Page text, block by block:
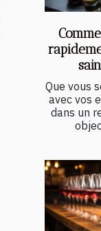
Que vous
avec vos
dans un